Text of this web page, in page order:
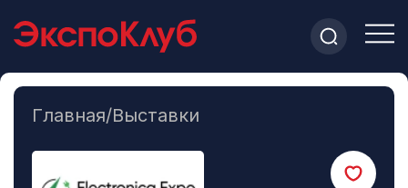
Главная/Выставки